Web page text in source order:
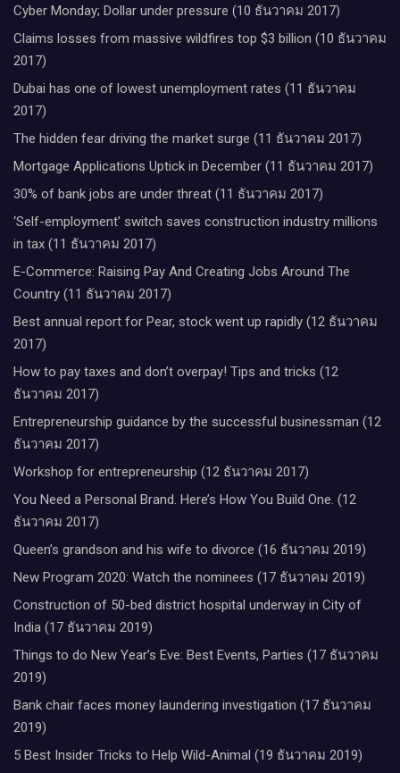
Cyber Monday; Dollar under pressure (10 ธันวาคม 2017)
Claims losses from massive wildfires top $3 billion (10 ธันวาคม
2017)
Dubai has one of lowest unemployment rates (11 ธันวาคม
2017)
The hidden fear driving the market surge (11 ธันวาคม 2017)
Mortgage Applications Uptick in December (11 ธันวาคม 2017)
30% of bank jobs are under threat (11 ธันวาคม 2017)
‘Self-employment’ switch saves construction industry millions
in tax (11 ธันวาคม 2017)
E-Commerce: Raising Pay And Creating Jobs Around The
Country (11 ธันวาคม 2017)
Best annual report for Pear, stock went up rapidly (12 ธันวาคม
2017)
How to pay taxes and don’t overpay! Tips and tricks (12
ธันวาคม 2017)
Entrepreneurship guidance by the successful businessman (12
ธันวาคม 2017)
Workshop for entrepreneurship (12 ธันวาคม 2017)
You Need a Personal Brand. Here’s How You Build One. (12
ธันวาคม 2017)
Queen’s grandson and his wife to divorce (16 ธันวาคม 2019)
New Program 2020: Watch the nominees (17 ธันวาคม 2019)
Construction of 50-bed district hospital underway in City of
India (17 ธันวาคม 2019)
Things to do New Year’s Eve: Best Events, Parties (17 ธันวาคม
2019)
Bank chair faces money laundering investigation (17 ธันวาคม
2019)
5 Best Insider Tricks to Help Wild-Animal (19 ธันวาคม 2019)